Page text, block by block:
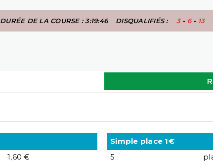
DURÉE DE LA COURSE : 3:19:46 DISQUALIFIÉS : 3- 6- 13
1,60 €
Simple place 1€
5